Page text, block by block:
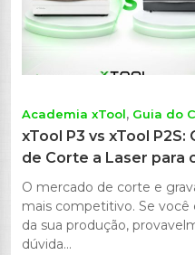
Academia xTool Guia do
xTool P3 vs xTool
de Corte a Laser para
O mercado de corte e
mais competitivo. Se você
da sua produção,
dúvida...